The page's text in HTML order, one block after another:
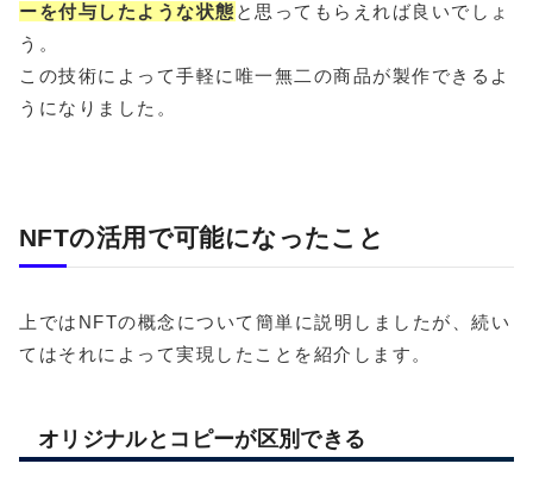
ーを付与したような状態 と思ってもらえれば良いでしょ
う。
この技術によって手軽に唯一無二の商品が製作できるよ
うになりました。
NFTの活用で可能になったこと
上ではNFTの概念について簡単に説明しましたが、続い
てはそれによって実現したことを紹介します。
オリジナルとコピーが区別できる